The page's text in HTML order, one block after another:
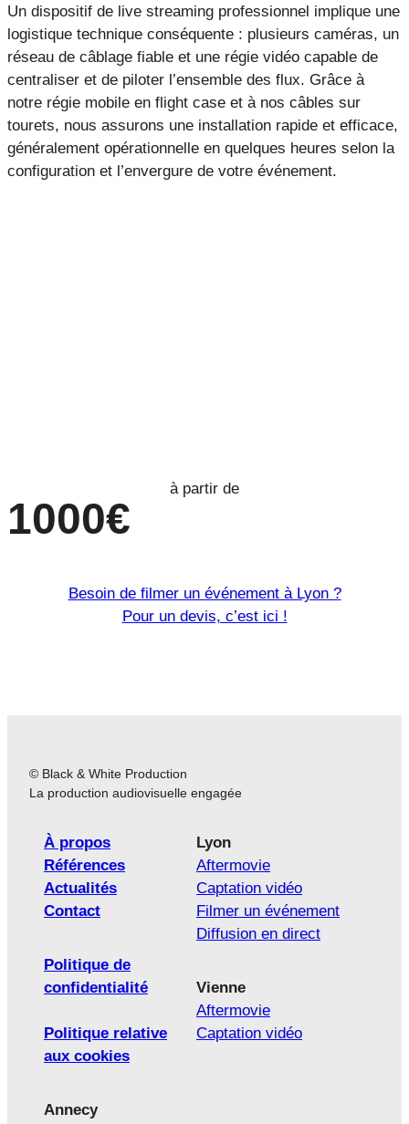
Un dispositif de live streaming professionnel implique une
logistique technique conséquente : plusieurs caméras, un
réseau de câblage fiable et une régie vidéo capable de
centraliser et de piloter l’ensemble des flux. Grâce à
notre régie mobile en flight case et à nos câbles sur
tourets, nous assurons une installation rapide et efficace,
généralement opérationnelle en quelques heures selon la
configuration et l’envergure de votre événement.
à partir de
1000€
Besoin de filmer un événement à Lyon ?
Pour un devis, c’est ici !
© Black & White Production
La production audiovisuelle engagée
À propos
Références
Actualités
Contact
Politique de
confidentialité
Politique relative
aux cookies
Lyon
Aftermovie
Captation vidéo
Filmer un événement
Diffusion en direct
Vienne
Aftermovie
Captation vidéo
Annecy